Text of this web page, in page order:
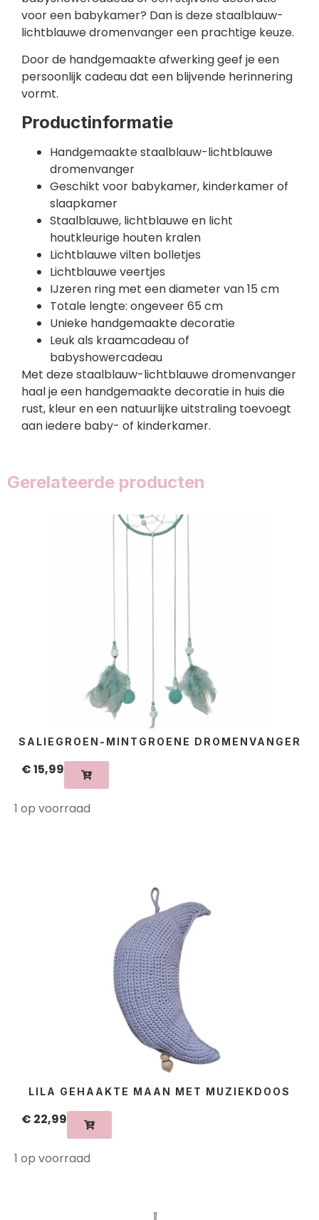
voor een babykamer? Dan is deze staalblauw-
lichtblauwe dromenvanger een prachtige keuze.
Door de handgemaakte afwerking geef je een
persoonlijk cadeau dat een blijvende herinnering
vormt.
Productinformatie
Handgemaakte staalblauw-lichtblauwe
dromenvanger
Geschikt voor babykamer, kinderkamer of
slaapkamer
Staalblauwe, lichtblauwe en licht
houtkleurige houten kralen
Lichtblauwe vilten bolletjes
Lichtblauwe veertjes
IJzeren ring met een diameter van 15 cm
Totale lengte: ongeveer 65 cm
Unieke handgemaakte decoratie
Leuk als kraamcadeau of
babyshowercadeau
Met deze staalblauw-lichtblauwe dromenvanger
haal je een handgemaakte decoratie in huis die
rust, kleur en een natuurlijke uitstraling toevoegt
aan iedere baby- of kinderkamer.
Gerelateerde producten
SALIEGROEN-MINTGROENE DROMENVANGER
€15,99
1 op voorraad
LILA GEHAAKTE MAAN MET MUZIEKDOOS
€ 22,99
1 op voorraad